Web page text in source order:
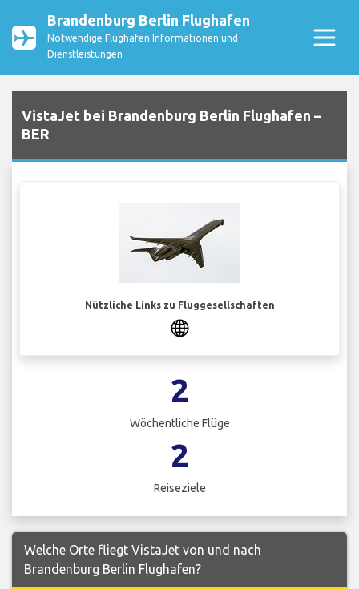
Brandenburg Berlin Flughafen
Notwendige Flughafen Informationen und
Dienstleistungen
VistaJet bei Brandenburg Berlin Flughafen –
BER
Nützliche Links zu Fluggesellschaften
2
Wöchentliche Flüge
2
Reiseziele
Welche Orte fliegt VistaJet von und nach
Brandenburg Berlin Flughafen?